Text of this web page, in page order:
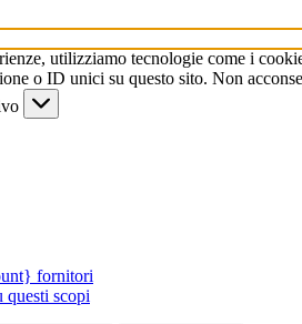
utilizziamo tecnologie come i
o ID unici su questo sito. Non
fornitori
questi scopi